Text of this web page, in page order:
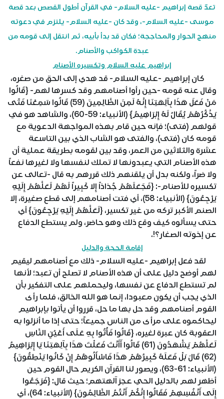
تعدّ قصة إبراهيم -عليه السلام- في القرآن أطول القصص بعد قصة
موسى -عليه السلام-، وقد كان -عليه السلام- يلتزم في دعوته
منهج الحوار والمحاججة؛ فكان قد بدأ بأبيه، ثم انتقل إلى قومه من
عبدة الكواكب والأصنام.
إبراهيم عليه السلام وتكسيره الأصنام
كان إبراهيم -عليه السلام- قد هدي إلى الحق من صغره،
وقال عنه قومه -حين رأوا أصنامهم وقد كسرها لهم- {قَالُوا
مَنْ فَعَلَ هَذَا بِآلِهَتِنَا إِنَّهُ لَمِنَ الظَّالِمِينَ (59) قَالُوا سَمِعْنَا فَتًى
يَذْكُرُهُمْ يُقَالُ لَهُ إِبْرَاهِيمُ} (الأنبياء: 59-60)، والشاهد هو في
قولهم (فتى)؛ فإنه حين قام بهذه المواجهة الدعوية مع
قومه كان (فتى)، والفتى هو الشاب الذي بين التاسعة
عشرة والثلاثين من العمر، وقد بين لقومه بطريقة عملية أن
هذه الأصنام التي يعبدونها لا تملك لنفسها ولا لغيرها نفعاً
ولا ضراً، ولكنه بدل أن يلقنهم ذلك قررهم به قال -تعالى عن
تكسيره للأصنام-: {فَجَعَلَهُمْ جُذاذاً إِلا كَبِيراً لَهُمْ لَعَلَّهُمْ إِلَيْهِ
يَرْجِعُونَ} (الأنبياء: 58)، أي فتت أصنامهم إلى قطع صغيرة، إلا
الصنم الأكبر تركه من غير تكسير، {لَعَلَّهُمْ إِلَيْهِ يَرْجِعُونَ} أي
حتى يسألوه كيف وقع ذلك وهو حاضر، ولم يستطع الدفاع
عن إخوته الصغار؟!.
إقامة الحجة والدليل
لقد فعل إبراهيم -عليه السلام- ذلك مع أصنامهم ليقيم
لهم أوضح دليل على أن هذه الأصنام لا تصلح أن تعبد؛ لأنها
لم تستطع الدفاع عن نفسها، وليحملهم على التفكير بأن
الذي يجب أن يكون معبودا، إنما هو الله الخالق، فلما رأى
القوم أصنامهم وقد حل بها ما حل، قرروا أن يأتوا بإبراهيم
ليحاكموه على مرأى من الناس جميعاً؛ حتى إذا ما أنزلوا به
العقوبة كان عبرة لغيره، {قَالُوا فَأْتُوا بِهِ عَلَى أَعْيُنِ النَّاسِ
لَعَلَّهُمْ يَشْهَدُونَ (61) قَالُوا أَأَنْتَ فَعَلْتَ هَذَا بِآلِهَتِنَا يَا إِبْرَاهِيمُ
(62) قَالَ بَلْ فَعَلَهُ كَبِيرُهُمْ هَذَا فَاسْأَلُوهُمْ إِنْ كَانُوا يَنْطِقُونَ}
(الأنبياء: 61-63)، ويصور لنا القرآن الكريم حال القوم حين
أظهر لهم بالدليل الحي عجز آلهتهم؛ حيث قال: {فَرَجَعُوا
إِلَى أَنْفُسِهِمْ فَقَالُوا إِنَّكُمْ أَنْتُمُ الظَّالِمُونَ} (الأنبياء: 64)، أي